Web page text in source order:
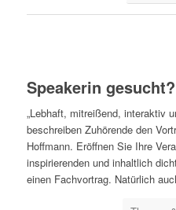
Speakerin gesucht?
„Lebhaft, mitreißend, interaktiv
beschreiben Zuhörende den
Hoffmann. Eröffnen Sie Ihre
inspirierenden und inhaltlich
einen Fachvortrag. Natürlich